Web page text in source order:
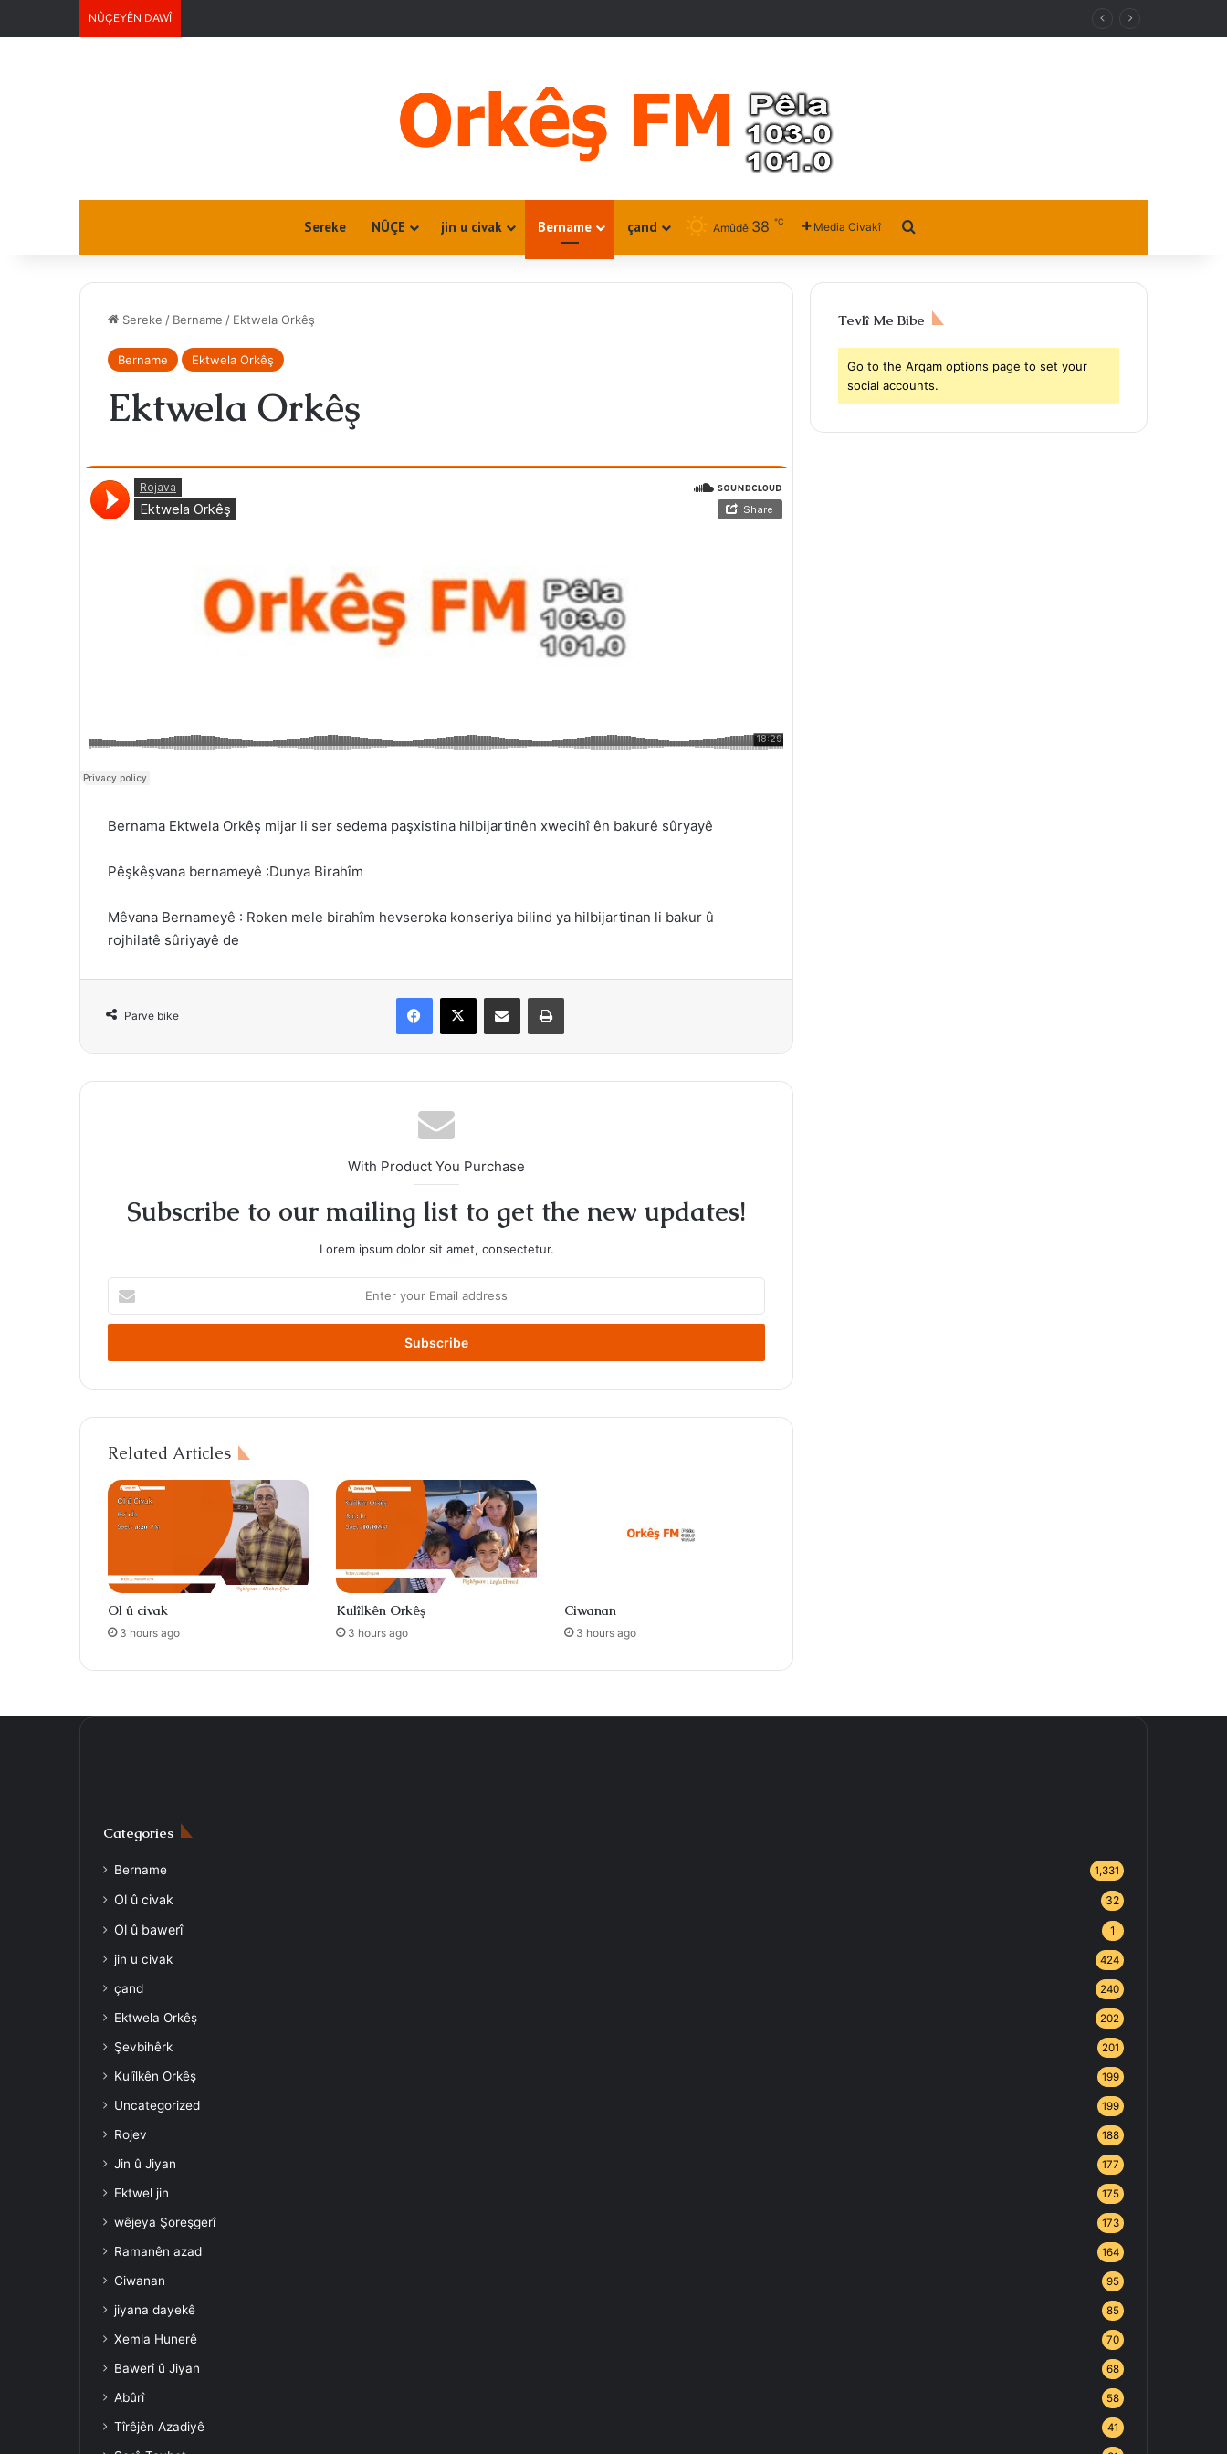
NÛÇEYÊN DAWÎ
Sereke NÛÇE jin u civak Bername çand Amûdê 38 ℃ Media Civakî
Sereke / Bername / Ektwela Orkêş
Bername Ektwela Orkêş
Ektwela Orkêş
Bernama Ektwela Orkêş mijar li ser sedema paşxistina hilbijartinên xwecihî ên bakurê sûryayê
Pêşkêşvana bernameyê :Dunya Birahîm
Mêvana Bernameyê : Roken mele birahîm hevseroka konseriya bilind ya hilbijartinan li bakur û
rojhilatê sûriyayê de
Parve bike
Facebook
X Share via Email Print
With Product You Purchase
Subscribe to our mailing list to get the new updates!
Lorem ipsum dolor sit amet, consectetur.
your
Email
Related Articles
Ol û civak
3 hours ago
Kulîlkên Orkêş
3 hours ago
Ciwanan
3 hours ago
Tevlî Me Bibe
Go to the Arqam options page to set your
social accounts.
Categories
Bername 1,331
Ol û civak 32
Ol û bawerî 1
jin u civak 424
çand 240
Ektwela Orkêş 202
Şevbihêrk 201
Kulîlkên Orkêş 199
Uncategorized 199
Rojev 188
Jin û Jiyan 177
Ektwel jin 175
wêjeya Şoreşgerî 173
Ramanên azad 164
Ciwanan 95
jiyana dayekê 85
Xemla Hunerê 70
Bawerî û Jiyan 68
Abûrî 58
Tîrêjên Azadiyê 41